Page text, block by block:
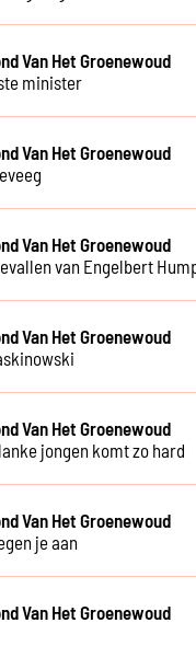
Van Het Groenewoud
minister
Van Het Groenewoud
Van Het Groenewoud
van Engelbert
Van Het Groenewoud
Van Het Groenewoud
jongen komt zo hard
Van Het Groenewoud
je aan
Van Het Groenewoud